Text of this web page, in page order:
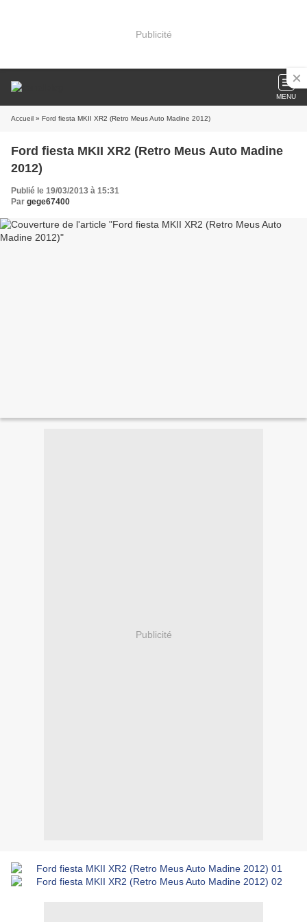
Publicité
MENU
Accueil » Ford fiesta MKII XR2 (Retro Meus Auto Madine 2012)
Ford fiesta MKII XR2 (Retro Meus Auto Madine
2012)
Publié le 19/03/2013 à 15:31
Par gege67400
Publicité